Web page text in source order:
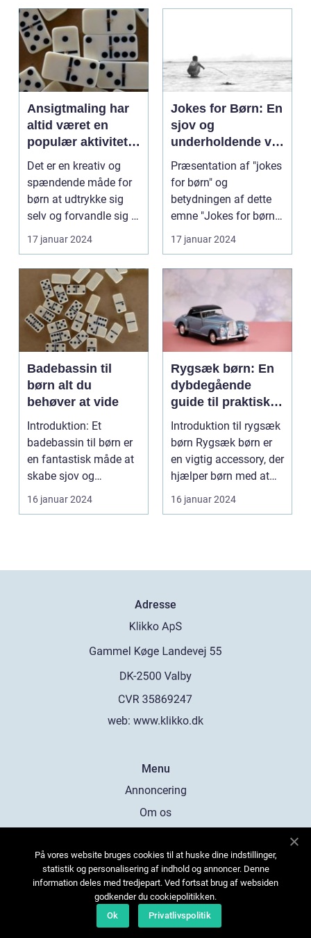
Ansigtmaling har
altid været en
populær aktivitet
blandt børn
Det er en kreativ og
spændende måde for
børn at udtrykke sig
selv og forvandle sig til
deres yndling...
17 januar 2024
Jokes for Børn: En
sjov og
underholdende vej
til latter og læring
Præsentation af "jokes
for børn" og
betydningen af dette
emne "Jokes for børn"
er en vigtig del af ...
17 januar 2024
Badebassin til
børn alt du
behøver at vide
Introduktion: Et
badebassin til børn er
en fantastisk måde at
skabe sjov og
underholdning på en
varm...
16 januar 2024
Rygsæk børn: En
dybdegående
guide til praktiske
og komfortable
rygsække til børn
Introduktion til rygsæk
børn Rygsæk børn er
en vigtig accessory, der
hjælper børn med at
organisere...
16 januar 2024
Adresse
web: www.klikko.dk
Menu
Annoncering
Om os
Kontakt os
Sitemap
På vores website bruges cookies til at huske dine indstillinger,
statistik og personalisering af indhold og annoncer. Denne
information deles med tredjepart. Ved fortsat brug af websiden
godkender du cookiepolitikken.
Ok
Privatlivspolitik